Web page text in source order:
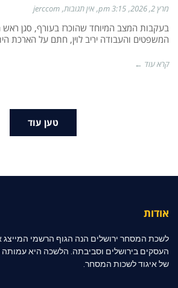
מרץ 2, 2026 3:15 pm אין תגובות jerccom
בעקבות המצב המיוחד שהוכרז בעורף, סגן
המשפטים והעבודה יריב לוין, חתם על הארכת
קרא עוד ←
טען עוד
אודות
לשכת המסחר ירושלים הנה הגוף הרשמי המייצג
העסקים בירושלים וסביבתה. הלשכה היא
של איגוד לשכות המסחר.